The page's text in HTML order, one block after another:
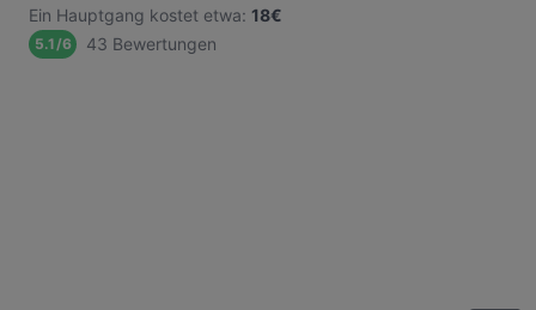
Ein Hauptgang kostet etwa: 18€
5.1/6 43 Bewertungen